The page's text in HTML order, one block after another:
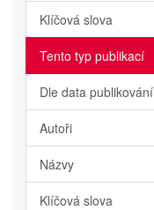
Klíčová slova
Tento typ publikací
Dle data publikování
Autoři
Názvy
Klíčová slova